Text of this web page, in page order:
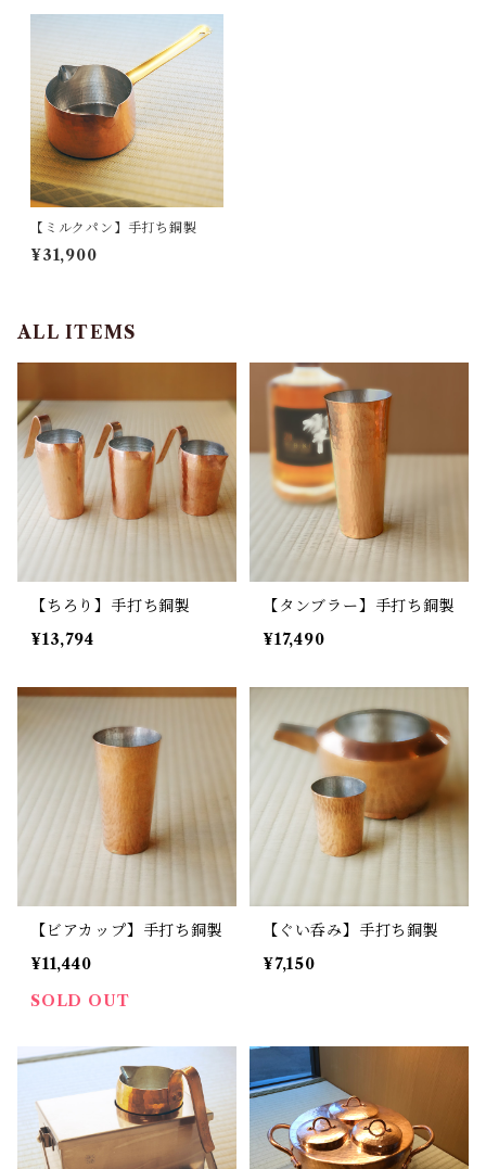
【ミルクパン】手打ち銅製
¥31,900
ALL ITEMS
【ちろり】手打ち銅製
¥13,794
【タンブラー】手打ち銅製
¥17,490
【ビアカップ】手打ち銅製
¥11,440
SOLD OUT
【ぐい呑み】手打ち銅製
¥7,150